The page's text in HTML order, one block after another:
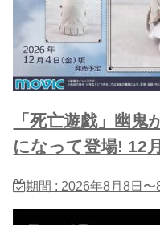
「死亡遊戯」幽
になって登場! 12
期間 : 2026年8月8日〜